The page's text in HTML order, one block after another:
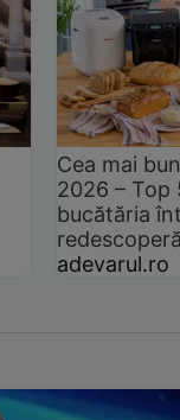
Cea mai
2026 –
bucătăria
adevarul.ro